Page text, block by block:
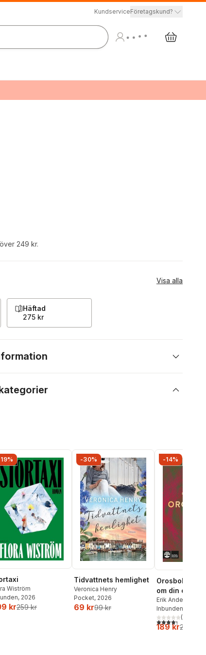
KundserviceFöretagskund?
249 kr.
Visa alla
Häftad
275 kr
Wiström
, 2026
kr259 kr
-30%
Tidvattnets hemlighet
Veronica Henry
Pocket, 2026
69 kr99 kr
-14%
Orosboken :
om din oro i
Erik Andersson
Wahlund
Inbunden
4,3utav 5(
189 kr219 kr